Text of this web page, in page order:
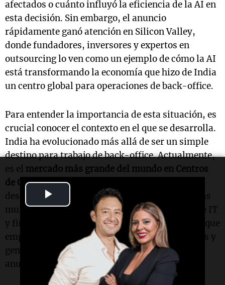
Video
afectados o cuánto influyó la eficiencia de la AI en
esta decisión. Sin embargo, el anuncio
rápidamente ganó atención en Silicon Valley,
donde fundadores, inversores y expertos en
outsourcing lo ven como un ejemplo de cómo la AI
está transformando la economía que hizo de India
un centro global para operaciones de back-office.
Para entender la importancia de esta situación, es
crucial conocer el contexto en el que se desarrolla.
India ha evolucionado más allá de ser un simple
destino para trabajo de back-office. Actualmente,
es el mercado más grande del mundo en Centros
de Capacidad Global
describe las unidades offshore dedicadas que las
multinacionales establecen para manejar desde IT
y finanzas hasta I+D, con más de 2,100 centros que
emplean alrededor de 2.36 millones de personas y
generan casi $100 mil millones en ingresos
anuales.